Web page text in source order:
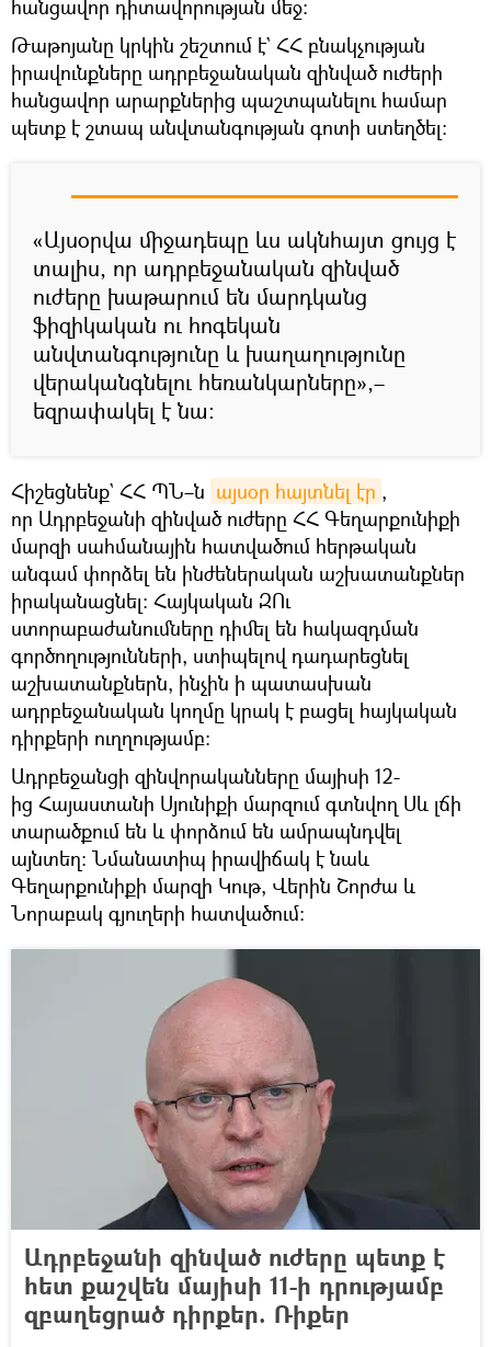
հանցավոր դիտավորության մեջ:
Թաթոյանը կրկին շեշտում է` ՀՀ բնակչության
իրավունքները ադրբեջանական զինված ուժերի
հանցավոր արարքներից պաշտպանելու համար
պետք է շտապ անվտանգության գոտի ստեղծել։
«Այսօրվա միջադեպը ևս ակնհայտ ցույց է
տալիս, որ ադրբեջանական զինված
ուժերը խաթարում են մարդկանց
ֆիզիկական ու հոգեկան
անվտանգությունը և խաղաղությունը
վերականգնելու հեռանկարները»,–
եզրափակել է նա:
Հիշեցնենք` ՀՀ ՊՆ–ն այսօր հայտնել էր ,
որ Ադրբեջանի զինված ուժերը ՀՀ Գեղարքունիքի
մարզի սահմանային հատվածում հերթական
անգամ փորձել են ինժեներական աշխատանքներ
իրականացնել։ Հայկական ԶՈւ
ստորաբաժանումները դիմել են հակազդման
գործողությունների, ստիպելով դադարեցնել
աշխատանքներն, ինչին ի պատասխան
ադրբեջանական կողմը կրակ է բացել հայկական
դիրքերի ուղղությամբ։
Ադրբեջանցի զինվորականները մայիսի 12-
ից Հայաստանի Սյունիքի մարզում գտնվող Սև լճի
տարածքում են և փորձում են ամրապնդվել
այնտեղ։ Նմանատիպ իրավիճակ է նաև
Գեղարքունիքի մարզի Կութ, Վերին Շորժա և
Նորաբակ գյուղերի հատվածում։
Ադրբեջանի զինված ուժերը պետք է
հետ քաշվեն մայիսի 11-ի դրությամբ
զբաղեցրած դիրքեր. Ռիքեր